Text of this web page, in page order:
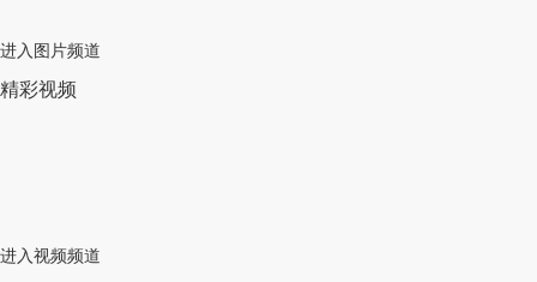
进入图片频道
精彩视频
进入视频频道